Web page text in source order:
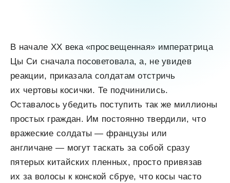
В начале XX века «просвещенная» императрица
Цы Си сначала посоветовала, а, не увидев
реакции, приказала солдатам отстричь
их чертовы косички. Те подчинились.
Оставалось убедить поступить так же миллионы
простых граждан. Им постоянно твердили, что
вражеские солдаты — французы или
англичане — могут таскать за собой сразу
пятерых китайских пленных, просто привязав
их за волосы к конской сбруе, что косы часто